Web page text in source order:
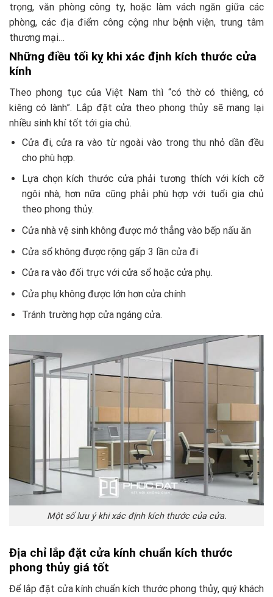
trọng, văn phòng công ty, hoặc làm vách ngăn giữa các
phòng, các địa điểm công cộng như bệnh viện, trung tâm
thương mại…
Những điều tối kỵ khi xác định kích thước cửa
kính
Theo phong tục của Việt Nam thì “có thờ có thiêng, có
kiêng có lành”. Lắp đặt cửa theo phong thủy sẽ mang lại
nhiều sinh khí tốt tới gia chủ.
Cửa đi, cửa ra vào từ ngoài vào trong thu nhỏ dần đều
cho phù hợp.
Lựa chọn kích thước cửa phải tương thích với kích cỡ
ngôi nhà, hơn nữa cũng phải phù hợp với tuổi gia chủ
theo phong thủy.
Cửa nhà vệ sinh không được mở thẳng vào bếp nấu ăn
Cửa sổ không được rộng gấp 3 lần cửa đi
Cửa ra vào đối trực với cửa sổ hoặc cửa phụ.
Cửa phụ không được lớn hơn cửa chính
Tránh trường hợp cửa ngáng cửa.
Một số lưu ý khi xác định kích thước của cửa.
Địa chỉ lắp đặt cửa kính chuẩn kích thước
phong thủy giá tốt
Để lắp đặt cửa kính chuẩn kích thước phong thủy, quý khách